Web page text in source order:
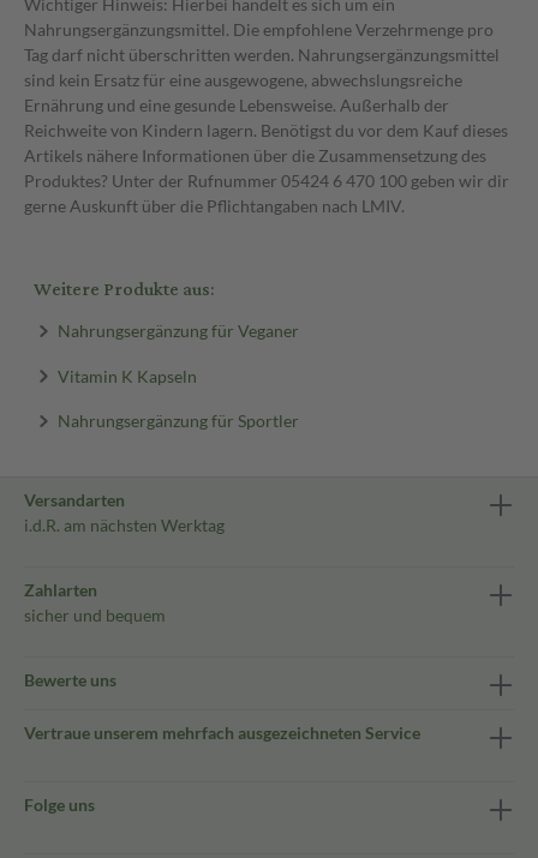
Wichtiger Hinweis: Hierbei handelt es sich um ein
Nahrungsergänzungsmittel. Die empfohlene Verzehrmenge pro
Tag darf nicht überschritten werden. Nahrungsergänzungsmittel
sind kein Ersatz für eine ausgewogene, abwechslungsreiche
Ernährung und eine gesunde Lebensweise. Außerhalb der
Reichweite von Kindern lagern. Benötigst du vor dem Kauf dieses
Artikels nähere Informationen über die Zusammensetzung des
Produktes? Unter der Rufnummer 05424 6 470 100 geben wir dir
gerne Auskunft über die Pflichtangaben nach LMIV.
Weitere Produkte aus:
Nahrungsergänzung für Veganer
Vitamin K Kapseln
Nahrungsergänzung für Sportler
Versandarten
i.d.R. am nächsten Werktag
Zahlarten
sicher und bequem
Bewerte uns
Vertraue unserem mehrfach ausgezeichneten Service
Folge uns